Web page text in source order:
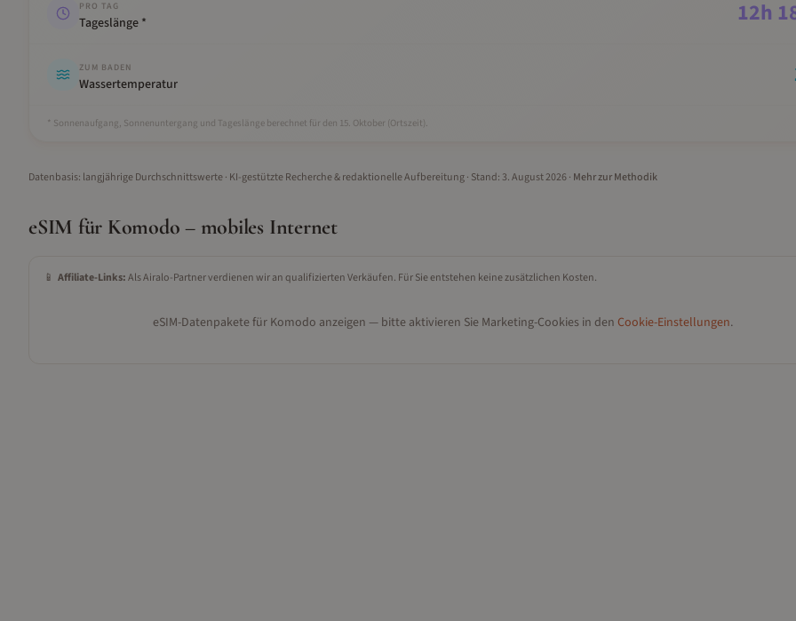
PRO TAG
Tageslänge * 12h
ZUM BADEN
Wassertemperatur
* Sonnenaufgang, Sonnenuntergang und Tageslänge berechnet für den 15. Oktober (Ortszeit).
Datenbasis: langjährige Durchschnittswerte · KI-gestützte Recherche & redaktionelle Aufbereitung· Stand: 3. August 2026· Mehr zur Methodik
eSIM für Komodo – mobiles Internet
📱 Affiliate-Links:Als Airalo-Partner verdienen wir an qualifizierten Verkäufen. Für Sie entstehen keine zusätzlichen Kosten.
eSIM-Datenpakete für Komodo anzeigen — bitte aktivieren Sie Marketing-Cookies in den Cookie-Einstellungen.